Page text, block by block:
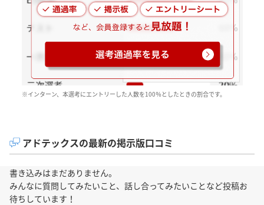
※インターン、本選考にエントリーした人数を100％としたときの割合です。
アドテックスの最新の掲示版口コミ
書き込みはまだありません。
みんなに質問してみたいこと、話し合ってみたいことなど投稿お
待ちしています！